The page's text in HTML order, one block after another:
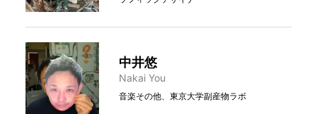
中井悠
Nakai You
音楽その他、東京大学副産物ラボ